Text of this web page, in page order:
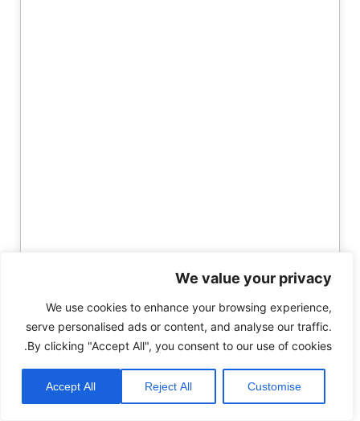
We value your privacy
We use cookies to enhance your browsing experience,
serve personalised ads or content, and analyse our traffic.
By clicking "Accept All", you consent to our use of cookies.
Customise
Reject All
Accept All